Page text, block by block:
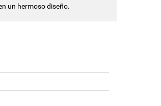
un hermoso diseño.